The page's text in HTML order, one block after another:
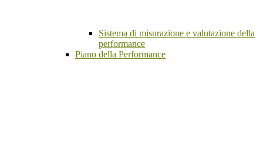
Sistema di misurazione e valutazione della
performance
Piano della Performance